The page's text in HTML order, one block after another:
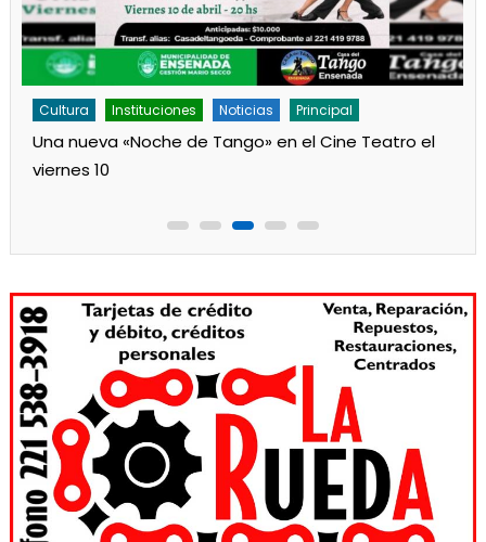
Cultura Noticias Principal
Los jardines de Ensenada iniciaron la salita de 1 año